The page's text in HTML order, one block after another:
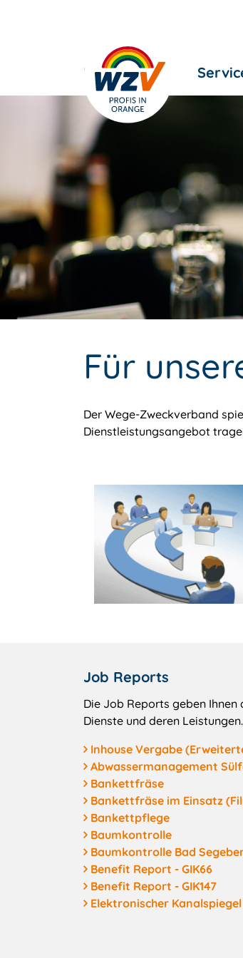
Entsorgung
Für
Der Wege-Zweckverband
Dienstleistungsangebot
Job Reports
Die Job Reports geben
Dienste und deren Leistungen.
Inhouse Vergabe
Abwassermanagement
Bankettfräse
Bankettfräse im Einsatz
Bankettpflege
Baumkontrolle
Baumkontrolle Bad
Benefit Report - GIK66
Benefit Report - GIK147
Elektronischer Kanalspiegel